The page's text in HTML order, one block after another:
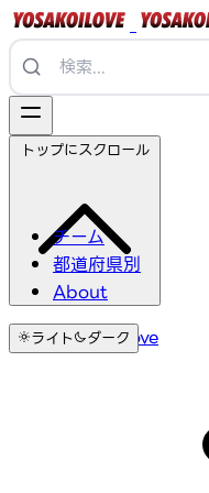
チーム
都道府県別
About
ライト ダーク
トップにスクロール
YosakoiLove